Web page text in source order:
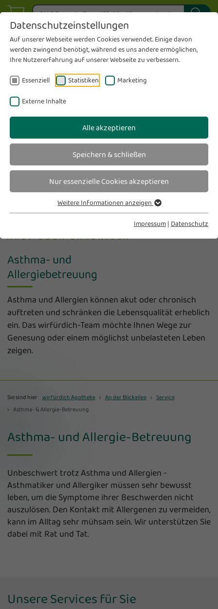
Datenschutzeinstellungen
Auf unserer Webseite werden Cookies verwendet. Einige davon
werden zwingend benötigt, während es uns andere ermöglichen,
Ihre Nutzererfahrung auf unserer Webseite zu verbessern.
Essenziell Statistiken Marketing
Externe Inhalte
Alle akzeptieren
Speichern & schließen
Nur essenzielle Cookies akzeptieren
Weitere Informationen anzeigen
Impressum | Datenschutz
AKUT ODER CHRONISCH
Asthma- und
Allergiebetreuung
Asthma und Allergien können akut oder chronisch
auftreten und schränken die Lebensqualität erheblich
ein. Das wirfürdich-Team möchte Ihnen Wege zur
Genesung oder einem möglichst unbelasteten Leben
zeigen.
Sie sind hier wirfürdich Apotheke An der Blickallee
Service
Asthma- & Allergie-Betreuung
Asthma- und Allergie-Betreuung
Unbeschwert trotz Asthma und Allergien -
Asthmatiker und Allergiker müssen sehr bewusst
leben, um die Symptome ihrer Beschwerden nicht
auszulösen. Den Kontakt mit Allergenen zu vermeiden,
kann im Alltag sehr mühsam sein. Wir unterstützen Sie
dabei mit Rat und Tat.
Unsere Services für Sie